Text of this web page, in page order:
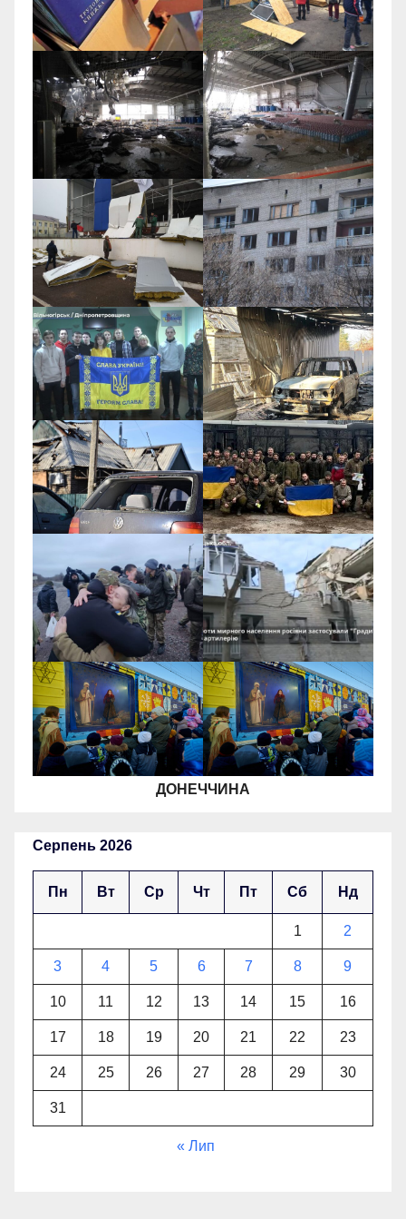
ДОНЕЧЧИНА
Серпень 2026
Пн Вт Ср Чт Пт Сб Нд
1 2
3 4 5 6 7 8 9
10 11 12 13 14 15 16
17 18 19 20 21 22 23
24 25 26 27 28 29 30
31
« Лип